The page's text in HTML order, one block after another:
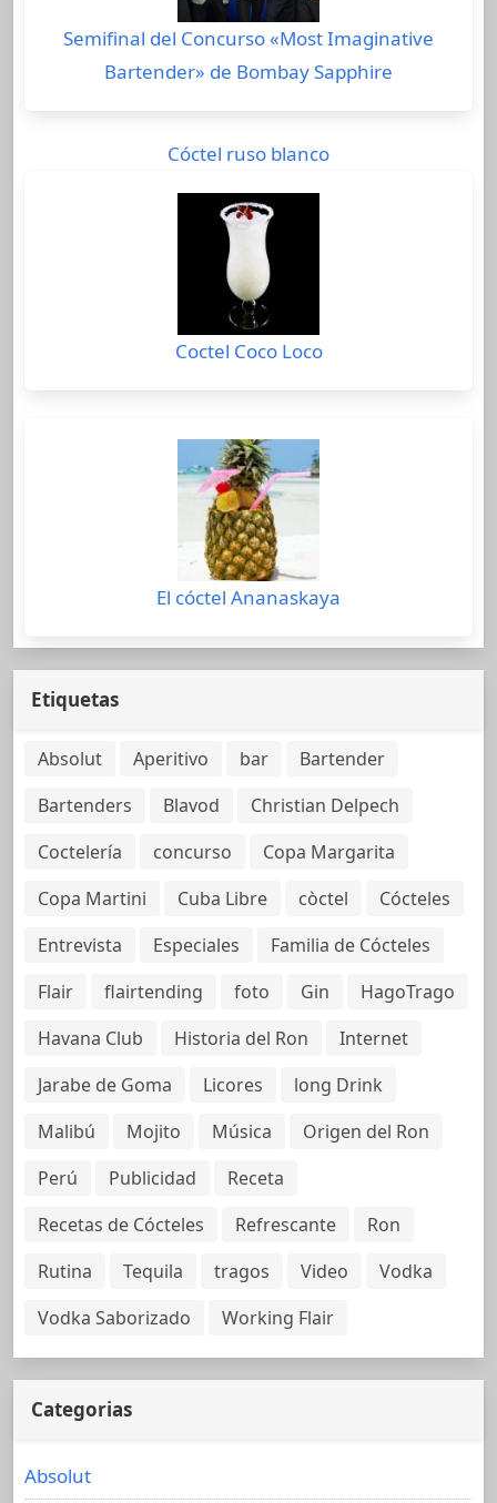
Semifinal del Concurso «Most Imaginative
Bartender» de Bombay Sapphire
Cóctel ruso blanco
Coctel Coco Loco
El cóctel Ananaskaya
Etiquetas
Absolut Aperitivo bar
Bartender
Bartenders
Blavod
Christian Delpech
Coctelería
concurso
Copa Margarita
Copa Martini
Cuba Libre còctel
Cócteles
Entrevista
Especiales
Familia de Cócteles
Flair
flairtending foto Gin
HagoTrago
Havana Club
Historia del Ron
Internet
Jarabe de Goma
Licores
long Drink
Malibú
Mojito Música
Origen del Ron
Perú
Publicidad
Receta
Recetas de Cócteles
Refrescante
Ron
Rutina
Tequila tragos Video
Vodka
Vodka Saborizado
Working Flair
Categorias
Absolut